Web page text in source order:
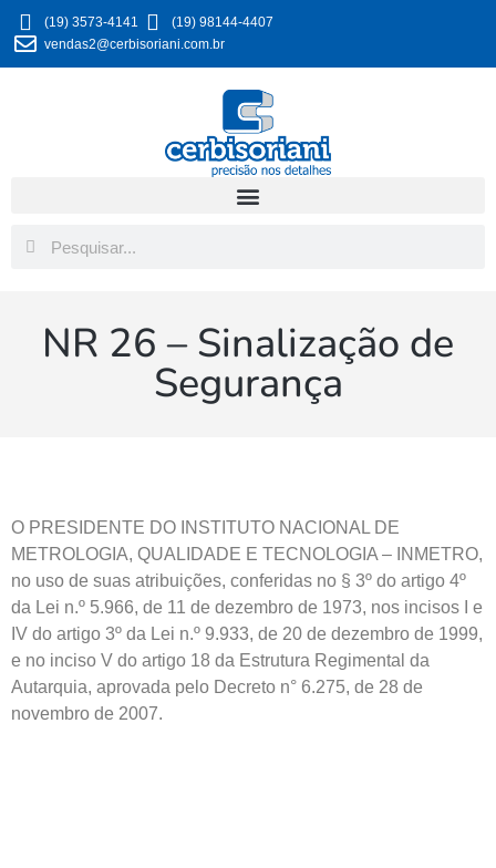
(19) 3573-4141
(19) 98144-4407
vendas2@cerbisoriani.com.br
NR 26 – Sinalização de
Segurança
O PRESIDENTE DO INSTITUTO NACIONAL DE
METROLOGIA, QUALIDADE E TECNOLOGIA – INMETRO,
no uso de suas atribuições, conferidas no § 3º do artigo 4º
da Lei n.º 5.966, de 11 de dezembro de 1973, nos incisos I e
IV do artigo 3º da Lei n.º 9.933, de 20 de dezembro de 1999,
e no inciso V do artigo 18 da Estrutura Regimental da
Autarquia, aprovada pelo Decreto n° 6.275, de 28 de
novembro de 2007.